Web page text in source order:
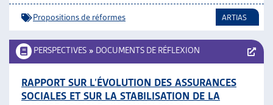
Propositions de réformes ARTIAS
PERSPECTIVES » DOCUMENTS DE RÉFLEXION
RAPPORT SUR L’ÉVOLUTION DES ASSURANCES
SOCIALES ET SUR LA STABILISATION DE LA